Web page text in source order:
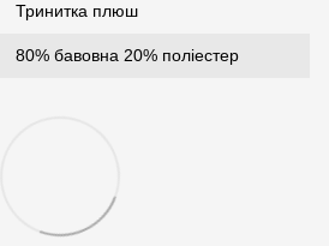
Тринитка плюш
80% бавовна 20% поліестер